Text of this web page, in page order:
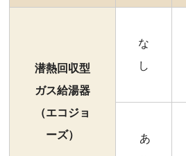
潜熱回収型
ガス給湯器
（エコジョ
ーズ）
な
し
あ